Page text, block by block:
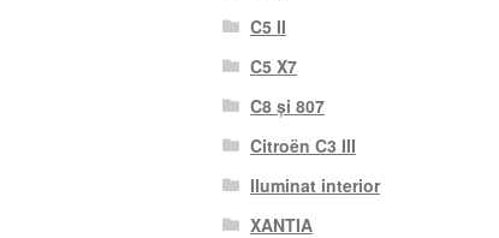
C5 II
C5 X7
C8 și 807
Citroën C3 III
Iluminat interior
XANTIA